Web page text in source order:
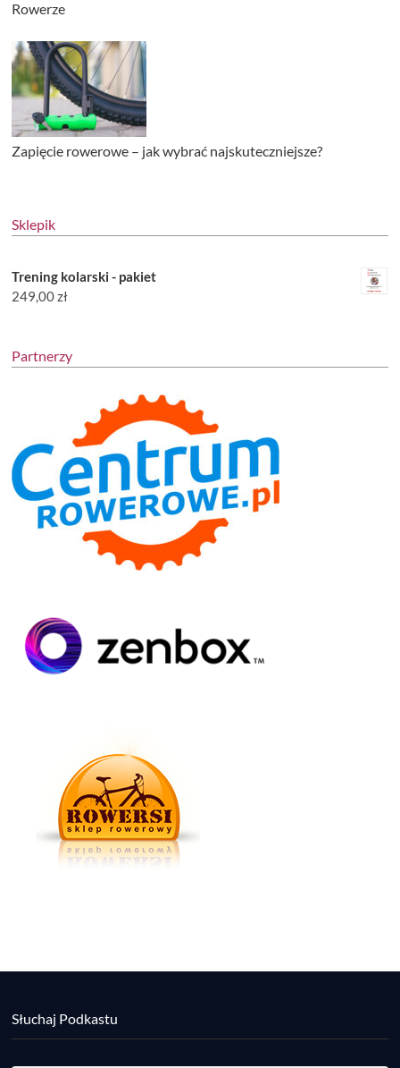
Rowerze
Zapięcie rowerowe – jak wybrać najskuteczniejsze?
Sklepik
Trening kolarski - pakiet
249,00zł
Partnerzy
Słuchaj Podkastu